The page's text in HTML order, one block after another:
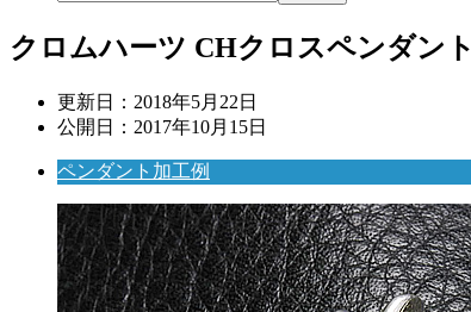
クロムハーツ CHクロスペンダ
更新日： 2018年5月22日
公開日： 2017年10月15日
ペンダント加工例